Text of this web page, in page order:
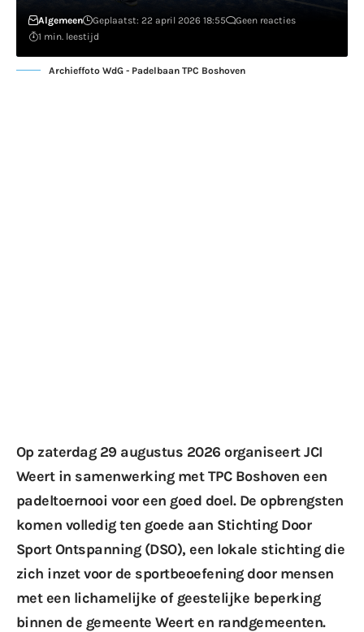
Algemeen Geplaatst: 22 april 2026 18:55
Geen reacties
1 min. leestijd
Archieffoto WdG - Padelbaan TPC Boshoven
Op zaterdag 29 augustus 2026 organiseert JCI
Weert in samenwerking met TPC Boshoven een
padeltoernooi voor een goed doel. De opbrengsten
komen volledig ten goede aan Stichting Door
Sport Ontspanning (DSO), een lokale stichting die
zich inzet voor de sportbeoefening door mensen
met een lichamelijke of geestelijke beperking
binnen de gemeente Weert en randgemeenten.